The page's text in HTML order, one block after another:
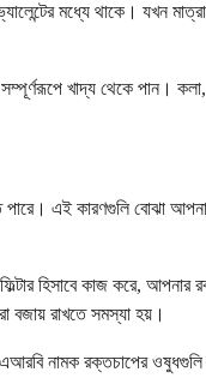
মধ্যে থাকে।
খাদ্য থেকে পান।
পারে। এই কারণগুলি বোঝা
হিসাবে কাজ করে, আপনার
বজায় রাখতে সমস্যা হয়।
নামক রক্তচাপের ওষুধগুলি